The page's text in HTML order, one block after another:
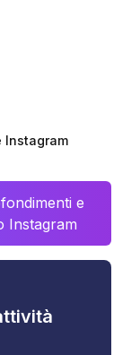
Instagram
e
Instagram